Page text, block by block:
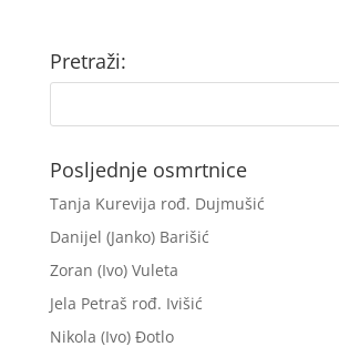
Pretraži:
Posljednje osmrtnice
Tanja Kurevija rođ. Dujmušić
Danijel (Janko) Barišić
Zoran (Ivo) Vuleta
Jela Petraš rođ. Ivišić
Nikola (Ivo) Đotlo